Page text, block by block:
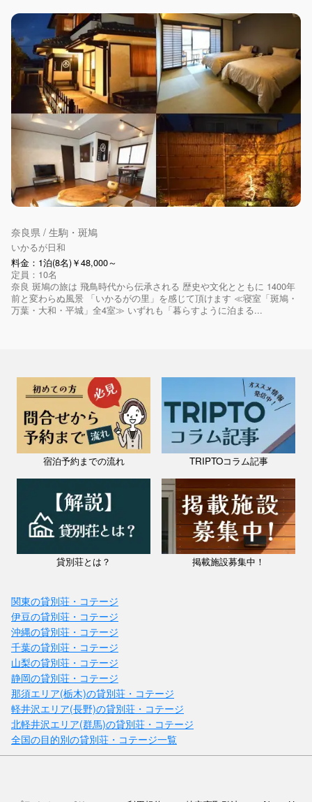
奈良県 / 生駒・斑鳩
いかるが日和
料金：1泊(8名)￥48,000～
定員：10名
奈良 斑鳩の旅は 飛鳥時代から伝承される 歴史や文化とともに 1400年
前と変わらぬ風景 「いかるがの里」を感じて頂けます ≪寝室「斑鳩・
万葉・大和・平城」全4室≫ いずれも「暮らすように泊まる...
宿泊予約までの流れ TRIPTOコラム記事
貸別荘とは？ 掲載施設募集中！
関東の貸別荘・コテージ
伊豆の貸別荘・コテージ
沖縄の貸別荘・コテージ
千葉の貸別荘・コテージ
山梨の貸別荘・コテージ
静岡の貸別荘・コテージ
那須エリア(栃木)の貸別荘・コテージ
軽井沢エリア(長野)の貸別荘・コテージ
北軽井沢エリア(群馬)の貸別荘・コテージ
全国の目的別の貸別荘・コテージ一覧